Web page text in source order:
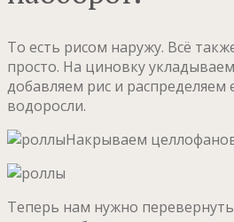
То есть рисом наружу. Всё
просто. На циновку
добавляем рис и распределяем
водоросли.
Накрываем
Теперь нам нужно